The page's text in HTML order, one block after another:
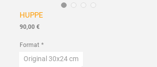
HUPPE
90,00 €Prix
Format *
Original 30x24 cm